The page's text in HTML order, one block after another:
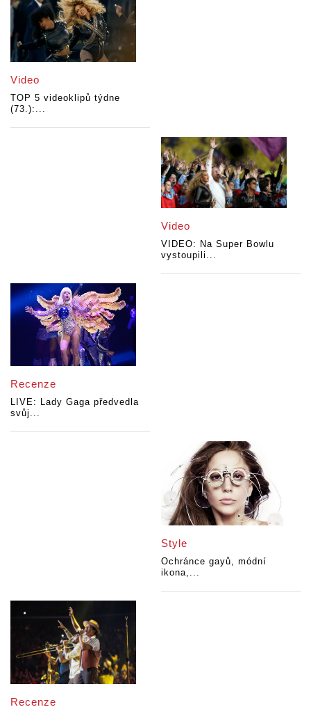
Video
TOP 5 videoklipů týdne
(73.):...
Video
VIDEO: Na Super Bowlu
vystoupili...
Recenze
LIVE: Lady Gaga předvedla
svůj...
Style
Ochránce gayů, módní
ikona,...
Recenze